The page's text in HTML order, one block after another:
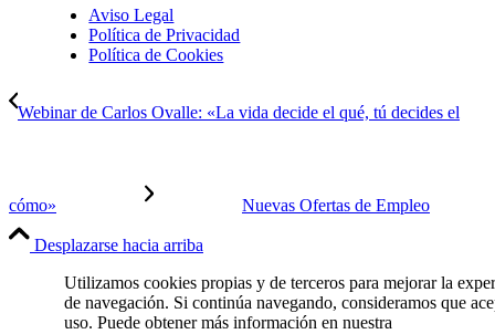
Aviso Legal
Política de Privacidad
Política de Cookies
Webinar de Carlos Ovalle: «La vida decide el qué, tú decides el
cómo» Nuevas Ofertas de Empleo
Desplazarse hacia arriba
Utilizamos cookies propias y de terceros para mejorar la
de navegación. Si continúa navegando, consideramos que
uso. Puede obtener más información en nuestra